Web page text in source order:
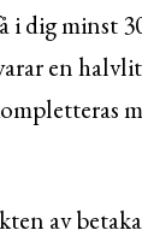
i dig minst
en
av